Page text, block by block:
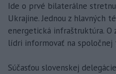
Ide o prvé bilaterálne
Ukrajine. Jednou z hlavných
energetická infraštruktúra. O
lídri informovať na
Súčasťou slovenskej